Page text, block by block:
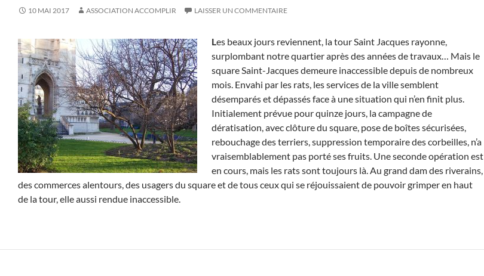
10 MAI 2017 ASSOCIATION ACCOMPLIR LAISSER UN COMMENTAIRE
Les beaux jours reviennent, la tour Saint Jacques rayonne,
surplombant notre quartier après des années de travaux… Mais le
square Saint-Jacques demeure inaccessible depuis de nombreux
mois. Envahi par les rats, les services de la ville semblent
désemparés et dépassés face à une situation qui n’en finit plus.
Initialement prévue pour quinze jours, la campagne de
dératisation, avec clôture du square, pose de boîtes sécurisées,
rebouchage des terriers, suppression temporaire des corbeilles, n’a
vraisemblablement pas porté ses fruits. Une seconde opération est
en cours, mais les rats sont toujours là. Au grand dam des riverains,
des commerces alentours, des usagers du square et de tous ceux qui se réjouissaient de pouvoir grimper en haut
de la tour, elle aussi rendue inaccessible.